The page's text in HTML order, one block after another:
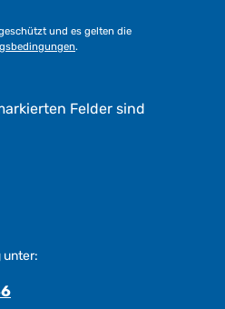
und es gelten die
.
Felder sind
unter: